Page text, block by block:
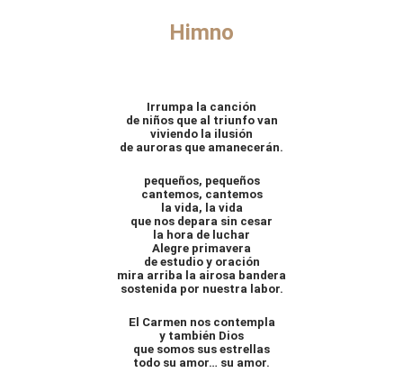
Himno
Irrumpa la canción
de niños que al triunfo van
viviendo la ilusión
de auroras que amanecerán.
pequeños, pequeños
cantemos, cantemos
la vida, la vida
que nos depara sin cesar
la hora de luchar
Alegre primavera
de estudio y oración
mira arriba la airosa bandera
sostenida por nuestra labor.
El Carmen nos contempla
y también Dios
que somos sus estrellas
todo su amor… su amor.